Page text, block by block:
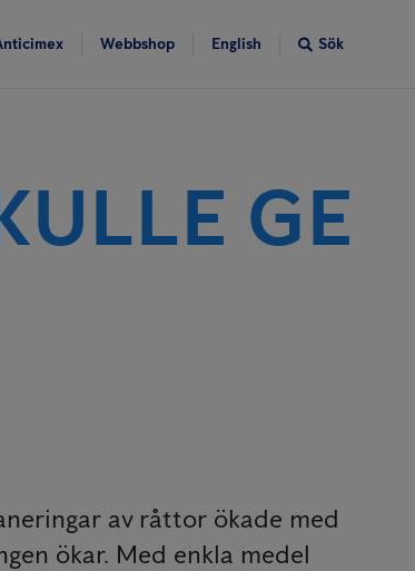
Webbshop English Sök
GE
av råttor ökade med
ökar. Med enkla medel